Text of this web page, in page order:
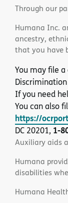
Through our
Humana Inc.
ancestry,
that you have
You may file
Discrimination
If you need
You can also
https://
DC 20201, 1-
Auxiliary aids
Humana
disabilities
Humana